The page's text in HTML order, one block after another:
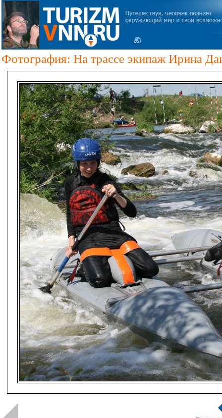
Фотография: На трассе экипаж Ирина